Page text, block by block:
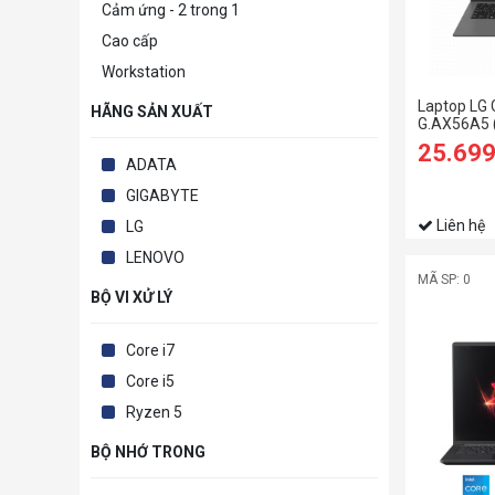
Cảm ứng - 2 trong 1
Cao cấp
Workstation
HÃNG SẢN XUẤT
ADATA
GIGABYTE
LG
LENOVO
BỘ VI XỬ LÝ
Core i7
Core i5
Ryzen 5
BỘ NHỚ TRONG
Laptop LG
G.AX56A5
RAM/
WUXGA/
Liên hệ
MÃ SP: 0